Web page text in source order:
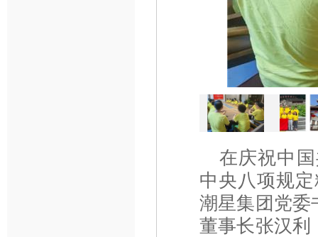
在庆祝中
中央八项规
潮星集团党委
董事长张汉利